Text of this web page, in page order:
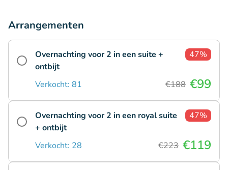
Arrangementen
Overnachting voor 2 in een suite +
ontbijt
47%
Verkocht: 81 €188 €99
Overnachting voor 2 in een royal suite
+ ontbijt
47%
Verkocht: 28 €223 €119